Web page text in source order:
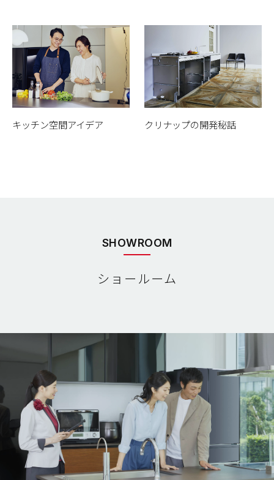
キッチン空間アイデア クリナップの開発秘話
SHOWROOM
ショールーム